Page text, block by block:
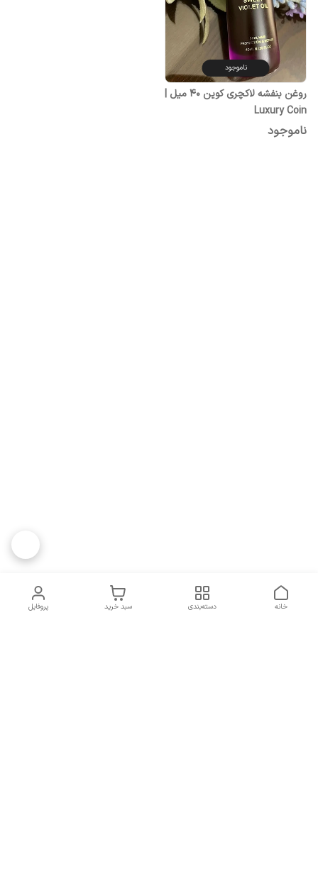
ناموجود
روغن بنفشه لاکچری کوین 40 میل |
Luxury Coin
ناموجود
پروفایل سبد خرید دسته‌بندی خانه